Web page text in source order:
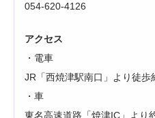
054-620-4126
アクセス
・電車
JR「西焼津駅南口」より徒歩
・車
東名高速道路「焼津IC」より